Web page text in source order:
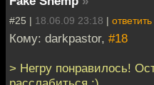
#25 | 18.06.09 23:18 | ответить
Кому: darkpastor, #18
> Негру понравилось!